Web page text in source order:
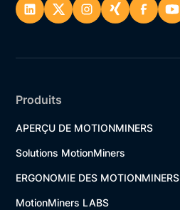
Produits
APERÇU DE MOTIONMINERS
Solutions MotionMiners
ERGONOMIE DES MOTIONMINERS
MotionMiners LABS